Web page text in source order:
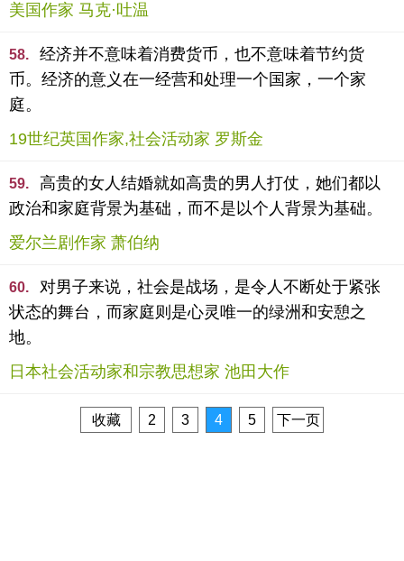
美国作家 马克·吐温
58.
经济并不意味着消费货币，也不意味着节约货
币。经济的意义在一经营和处理一个国家，一个家
庭。
19世纪英国作家,社会活动家 罗斯金
59.
高贵的女人结婚就如高贵的男人打仗，她们都以
政治和家庭背景为基础，而不是以个人背景为基础。
爱尔兰剧作家 萧伯纳
60.
对男子来说，社会是战场，是令人不断处于紧张
状态的舞台，而家庭则是心灵唯一的绿洲和安憩之
地。
日本社会活动家和宗教思想家 池田大作
收藏 2 3 4 5 下一页